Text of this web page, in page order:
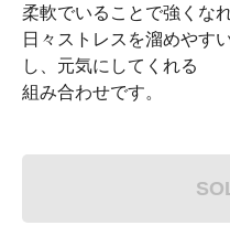
柔軟でいることで強くな
日々ストレスを溜めやす
し、元気にしてくれる
組み合わせです。